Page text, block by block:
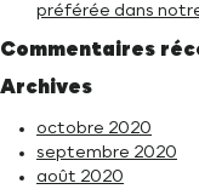
préférée dans
Commentaires
Archives
octobre 2020
septembre 2020
août 2020